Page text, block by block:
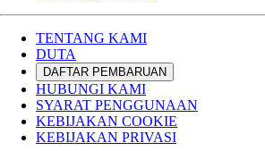
TENTANG KAMI
DUTA
DAFTAR PEMBARUAN
HUBUNGI KAMI
SYARAT PENGGUNAAN
KEBIJAKAN COOKIE
KEBIJAKAN PRIVASI